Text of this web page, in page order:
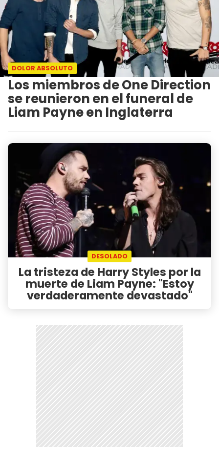
DOLOR ABSOLUTO
Los miembros de One Direction
se reunieron en el funeral de
Liam Payne en Inglaterra
DESOLADO
La tristeza de Harry Styles por la
muerte de Liam Payne: "Estoy
verdaderamente devastado"